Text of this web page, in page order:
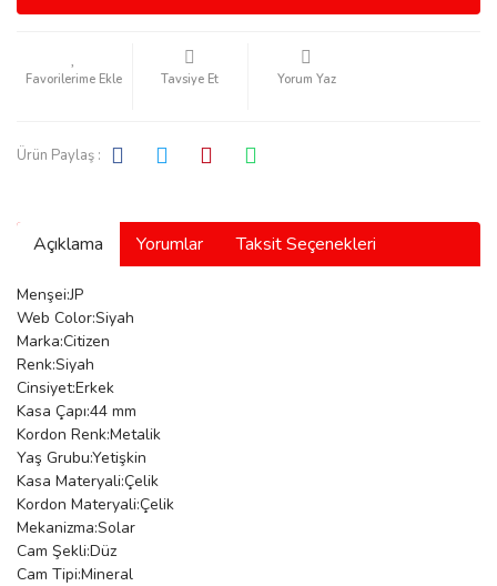
Manoir
Tavsiye Et Yorum Yaz
Ürün Paylaş :
Açıklama Yorumlar Taksit Seçenekleri
Menşei:JP
Web Color:Siyah
Marka:Citizen
Renk:Siyah
Cinsiyet:Erkek
Kasa Çapı:44 mm
Kordon Renk:Metalik
Yaş Grubu:Yetişkin
Kasa Materyali:Çelik
Kordon Materyali:Çelik
Mekanizma:Solar
Cam Şekli:Düz
Cam Tipi:Mineral